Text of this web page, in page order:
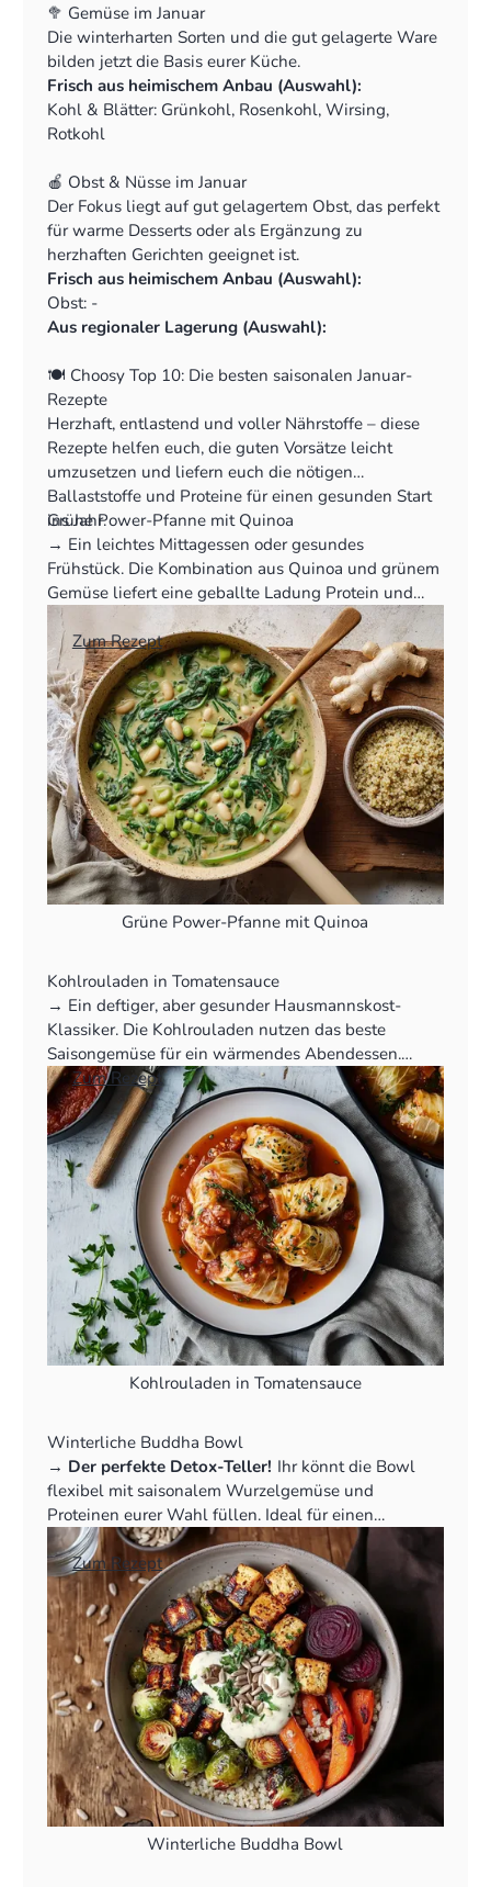
zum Supermarkt.
Automatische Einkaufsliste: Alle Rezepte, die du
mit Choosy planst, landen automatisch auf deiner
Einkaufsliste. Du kannst kinderleicht die Anzahl der
Portionen anpassen oder Gerichte verschieben und
umplanen. Auf der Einkaufsliste siehst du auch auf
🥦 Gemüse im Januar
Die winterharten Sorten und die gut gelagerte Ware
bilden jetzt die Basis eurer Küche.
Frisch aus heimischem Anbau (Auswahl):
Kohl & Blätter: Grünkohl, Rosenkohl, Wirsing,
Rotkohl
Zwiebeln
Salate: Feldsalat (Vogerlsalat), Endiviensalat,
Chicorée
Aus regionaler Lagerung (Auswahl):
Kohl & Blätter: Weißkohl
Wurzeln & Rüben: Kartoffeln, Möhren,
Knollensellerie, Rote Bete, Pastinaken, Steckrüben
🍎 Obst & Nüsse im Januar
Der Fokus liegt auf gut gelagertem Obst, das perfekt
für warme Desserts oder als Ergänzung zu
herzhaften Gerichten geeignet ist.
Frisch aus heimischem Anbau (Auswahl):
Obst: -
Aus regionaler Lagerung (Auswahl):
Nüsse: Walnüsse, Haselnüsse
🍽️ Choosy Top 10: Die besten saisonalen Januar-
Rezepte
Herzhaft, entlastend und voller Nährstoffe – diese
Rezepte helfen euch, die guten Vorsätze leicht
umzusetzen und liefern euch die nötigen
Ballaststoffe und Proteine für einen gesunden Start
ins Jahr.
Grüne Power-Pfanne mit Quinoa
‍→ Ein leichtes Mittagessen oder gesundes
Frühstück. Die Kombination aus Quinoa und grünem
Gemüse liefert eine geballte Ladung Protein und
Vitamine.
👉 Zum Rezept
Grüne Power-Pfanne mit Quinoa
Kohlrouladen in Tomatensauce
‍→ Ein deftiger, aber gesunder Hausmannskost-
Klassiker. Die Kohlrouladen nutzen das beste
Saisongemüse für ein wärmendes Abendessen.
👉 Zum Rezept
Kohlrouladen in Tomatensauce
Winterliche Buddha Bowl
‍→ Der perfekte Detox-Teller! Ihr könnt die Bowl
flexibel mit saisonalem Wurzelgemüse und
Proteinen eurer Wahl füllen. Ideal für einen
gesunden Start ins Jahr.
👉Zum Rezept
Winterliche Buddha Bowl